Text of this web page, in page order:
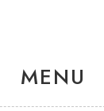
MENU